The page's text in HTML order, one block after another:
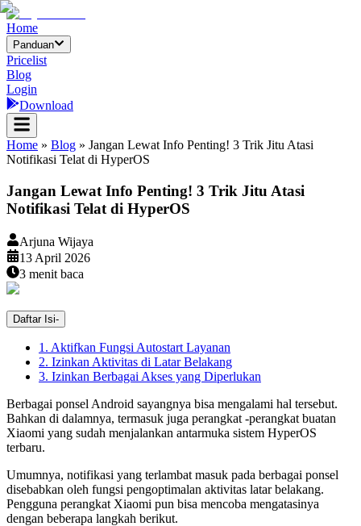
Home
Panduan
Pricelist
Blog
Login
Download
Home » Blog » Jangan Lewat Info Penting! 3 Trik Jitu Atasi
Notifikasi Telat di HyperOS
Jangan Lewat Info Penting! 3 Trik Jitu Atasi
Notifikasi Telat di HyperOS
Arjuna Wijaya
13 April 2026
3 menit baca
Daftar Isi-
1. Aktifkan Fungsi Autostart Layanan
2. Izinkan Aktivitas di Latar Belakang
3. Izinkan Berbagai Akses yang Diperlukan
Berbagai ponsel Android sayangnya bisa mengalami hal tersebut.
Bahkan di dalamnya, termasuk juga perangkat -perangkat buatan
Xiaomi yang sudah menjalankan antarmuka sistem HyperOS
terbaru.
Umumnya, notifikasi yang terlambat masuk pada berbagai ponsel
disebabkan oleh fungsi pengoptimalan aktivitas latar belakang.
Pengguna perangkat Xiaomi pun bisa mencoba mengatasinya
dengan beberapa langkah berikut.